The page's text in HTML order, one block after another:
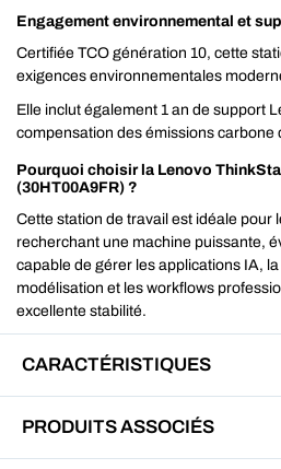
Engagement environnemental et
Certifiée TCO génération 10, cette
exigences environnementales
Elle inclut également 1 an de support
compensation des émissions carbone
Pourquoi choisir la Lenovo
(30HT00A9FR) ?
Cette station de travail est idéale pour
recherchant une machine puissante,
capable de gérer les applications IA,
modélisation et les workflows
excellente stabilité.
CARACTÉRISTIQUES
PRODUITS ASSOCIÉS